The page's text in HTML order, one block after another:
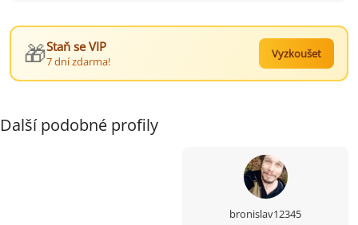
🎁Staň se VIP
7 dní zdarma!
Vyzkoušet
Další podobné profily
bronislav12345